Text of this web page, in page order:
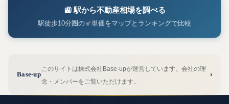
🚉 駅から不動産相場を調べる
駅徒歩10分圏の㎡単価をマップとランキングで比較
Base-up
このサイトは株式会社Base-upが運営しています。会社の理
念・メンバーをご覧いただけます。
›